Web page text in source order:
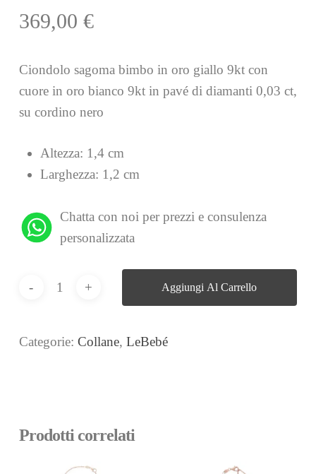
369,00 €
Ciondolo sagoma bimbo in oro giallo 9kt con
cuore in oro bianco 9kt in pavé di diamanti 0,03 ct,
su cordino nero
Altezza: 1,4 cm
Larghezza: 1,2 cm
Chatta con noi per prezzi e consulenza
personalizzata
Aggiungi Al Carrello
Categorie: Collane, LeBebé
Prodotti correlati